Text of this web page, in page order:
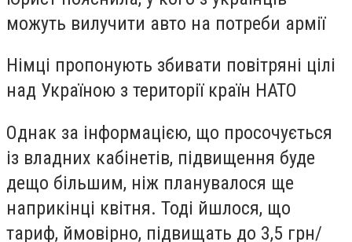
можуть вилучити авто на потреби армії
Німці пропонують збивати повітряні цілі
над Україною з території країн НАТО
Однак за інформацією, що просочується
із владних кабінетів, підвищення буде
дещо більшим, ніж планувалося ще
наприкінці квітня. Тоді йшлося, що
тариф, ймовірно, підвищать до 3,5 грн/